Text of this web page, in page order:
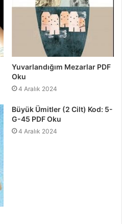
Yuvarlandığım Mezarlar PDF
Oku
4 Aralık 2024
Büyük Ümitler (2 Cilt) Kod: 5-
G-45 PDF Oku
4 Aralık 2024